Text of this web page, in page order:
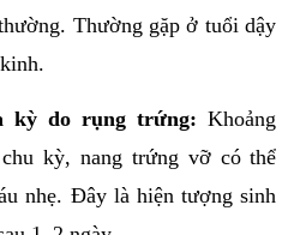
Thường gặp ở tuổi dậy
kỳ do rụng trứng: Khoảng
kỳ, nang trứng vỡ có thể
nhẹ. Đây là hiện tượng sinh